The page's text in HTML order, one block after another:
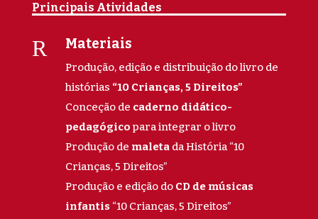
Principais Atividades
R Materiais
Produção, edição e distribuição do livro de
histórias “10 Crianças, 5 Direitos”
Conceção de caderno didático-
pedagógicopara integrar o livro
Produção de maletada História “10
Crianças, 5 Direitos”
Produção e edição do CD de músicas
infantis“10 Crianças, 5 Direitos”